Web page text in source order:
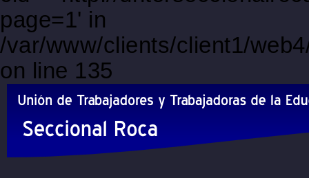
page=1' in
/var/www/clients/client1/
on line 135